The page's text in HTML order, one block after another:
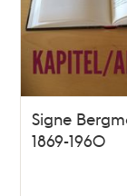
Signe
1869-1960